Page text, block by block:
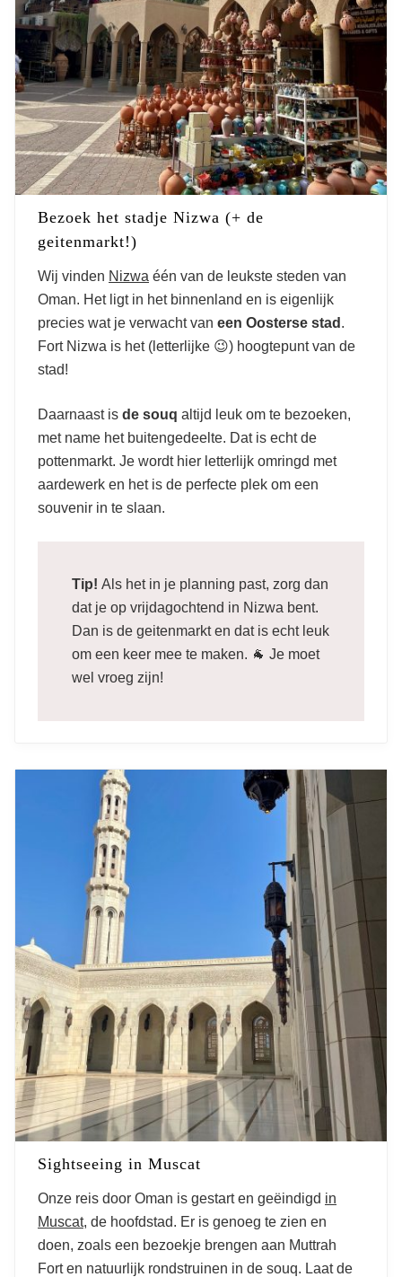
Bezoek het stadje Nizwa (+ de
geitenmarkt!)
Wij vinden Nizwa één van de leukste steden van
Oman. Het ligt in het binnenland en is eigenlijk
precies wat je verwacht van een Oosterse stad .
Fort Nizwa is het (letterlijke 😉) hoogtepunt van de
stad!
Daarnaast is de souq altijd leuk om te bezoeken,
met name het buitengedeelte. Dat is echt de
pottenmarkt. Je wordt hier letterlijk omringd met
aardewerk en het is de perfecte plek om een
souvenir in te slaan.
Tip! Als het in je planning past, zorg dan
dat je op vrijdagochtend in Nizwa bent.
Dan is de geitenmarkt en dat is echt leuk
om een keer mee te maken. 🐐 Je moet
wel vroeg zijn!
Sightseeing in Muscat
Onze reis door Oman is gestart en geëindigd in
Muscat, de hoofdstad. Er is genoeg te zien en
doen, zoals een bezoekje brengen aan Muttrah
Fort en natuurlijk rondstruinen in de souq. Laat de